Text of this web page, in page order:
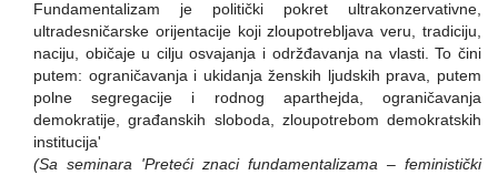
Fundamentalizam je politički pokret ultrakonzervativne,
ultradesničarske orijentacije koji zloupotrebljava veru, tradiciju,
naciju, običaje u cilju osvajanja i održđavanja na vlasti. To čini
putem: ograničavanja i ukidanja ženskih ljudskih prava, putem
polne segregacije i rodnog aparthejda, ograničavanja
demokratije, građanskih sloboda, zloupotrebom demokratskih
institucija'
(Sa seminara 'Preteći znaci fundamentalizama – feministički